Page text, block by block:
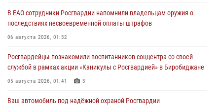
В ЕАО сотрудники Росгвардии напомнили владельцам оружия о
последствиях несвоевременной оплаты штрафов
06 августа 2026, 01:32
Росгвардейцы познакомили воспитанников соццентра со своей
службой в рамках акции «Каникулы с Росгвардией» в Биробиджане
05 августа 2026, 01:41 3
Ваш автомобиль под надёжной охраной Росгвардии